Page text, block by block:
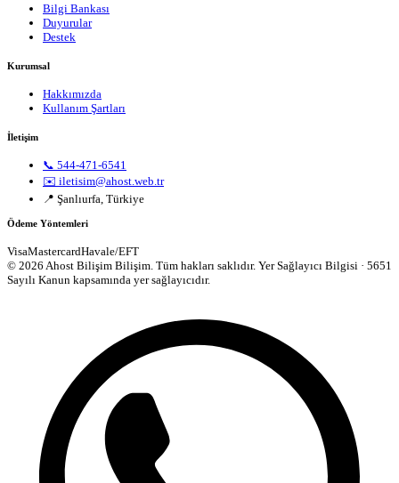
Bilgi Bankası
Duyurular
Destek
Kurumsal
Hakkımızda
Kullanım Şartları
İletişim
📞 544-471-6541
✉️ iletisim@ahost.web.tr
📍 Şanlıurfa, Türkiye
Ödeme Yöntemleri
VisaMastercardHavale/EFT
© 2026 Ahost Bilişim Bilişim. Tüm hakları saklıdır. Yer Sağlayıcı Bilgisi · 5651
Sayılı Kanun kapsamında yer sağlayıcıdır.